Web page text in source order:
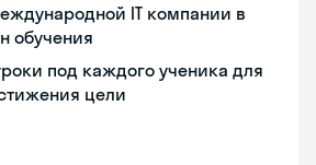
IT компании в
обучения
под каждого ученика для
цели